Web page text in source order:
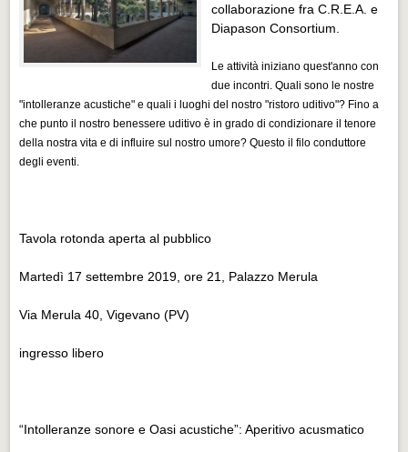
EVENTI
Eventi Vigevano
Eventi Pavia
Eventi Pavia
collaborazione fra C.R.E.A. e
Diapason Consortium.
Le attività iniziano quest'anno con
due incontri. Quali sono le nostre
"intolleranze acustiche" e quali i luoghi del nostro "ristoro uditivo"? Fino a
che punto il nostro benessere uditivo è in grado di condizionare il tenore
della nostra vita e di influire sul nostro umore? Questo il filo conduttore
degli eventi.
Tavola rotonda aperta al pubblico
Martedì 17 settembre 2019, ore 21, Palazzo Merula
Via Merula 40, Vigevano (PV)
ingresso libero
“Intolleranze sonore e Oasi acustiche”: Aperitivo acusmatico